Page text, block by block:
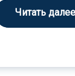
Читать далее